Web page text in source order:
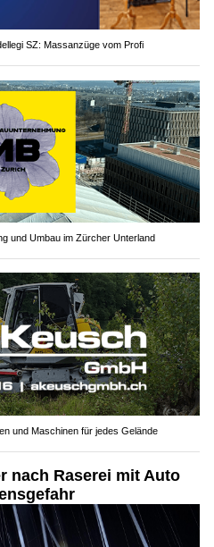
SZ: Massanzüge vom Profi
und Umbau im Zürcher Unterland
und Maschinen für jedes Gelände
nach Raserei mit Auto